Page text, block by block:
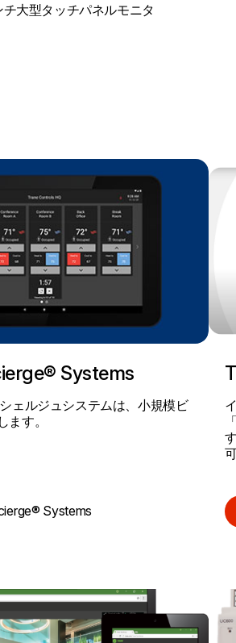
チ大型タッチパネルモニタ
Systems
ェルジュシステムは、小規模ビ
ます。
Systems